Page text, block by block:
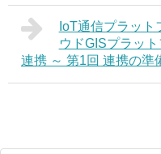
IoT通信プラッ
ウドGISプラッ
連携 ～ 第1回 連携の準